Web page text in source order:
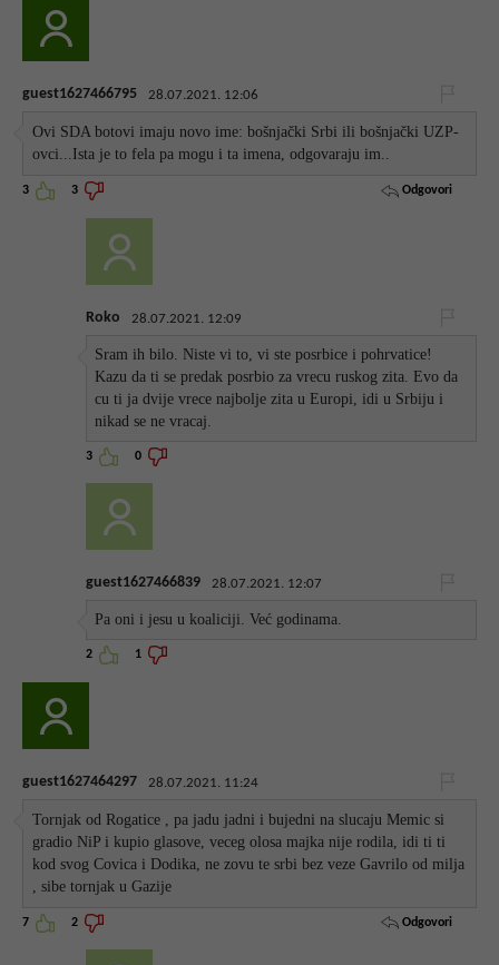
guest1627466795 28.07.2021. 12:06
Ovi SDA botovi imaju novo ime: bošnjački Srbi ili bošnjački UZP-
ovci...Ista je to fela pa mogu i ta imena, odgovaraju im..
3 3 Odgovori
Roko 28.07.2021. 12:09
Sram ih bilo. Niste vi to, vi ste posrbice i pohrvatice!
Kazu da ti se predak posrbio za vrecu ruskog zita. Evo da
cu ti ja dvije vrece najbolje zita u Europi, idi u Srbiju i
nikad se ne vracaj.
3 0
guest1627466839 28.07.2021. 12:07
Pa oni i jesu u koaliciji. Već godinama.
2 1
guest1627464297 28.07.2021. 11:24
Tornjak od Rogatice , pa jadu jadni i bujedni na slucaju Memic si
gradio NiP i kupio glasove, veceg olosa majka nije rodila, idi ti ti
kod svog Covica i Dodika, ne zovu te srbi bez veze Gavrilo od milja
, sibe tornjak u Gazije
7 2 Odgovori